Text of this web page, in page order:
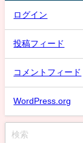
ログイン
投稿フィード
コメントフィード
WordPress.org